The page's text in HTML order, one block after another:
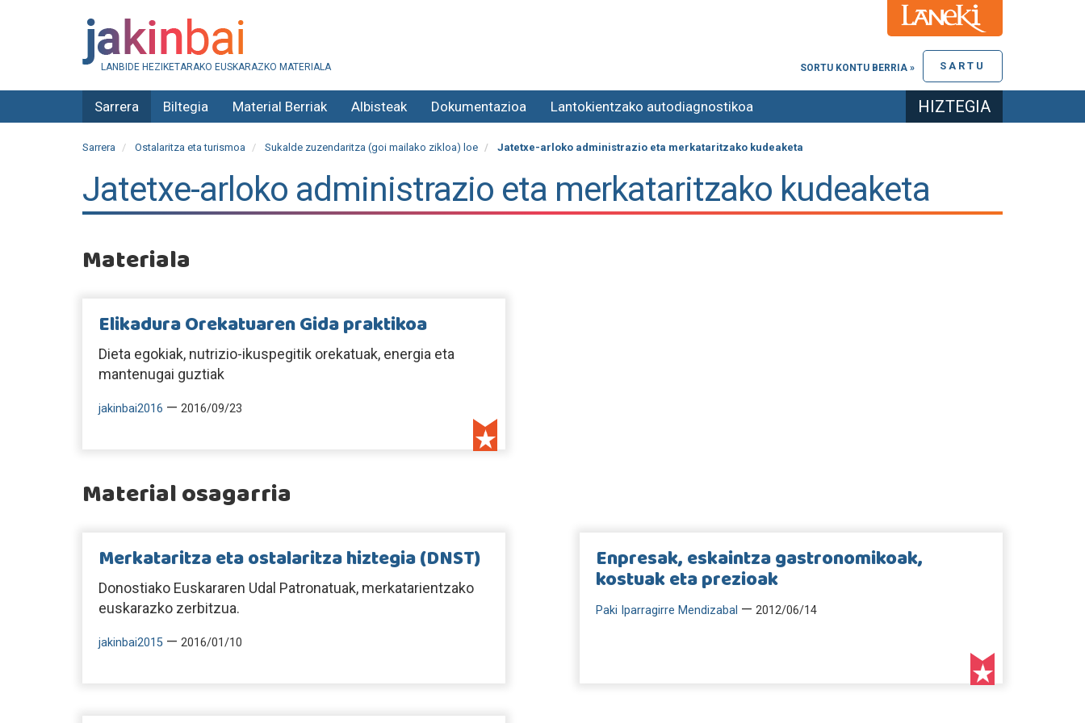
LANBIDE HEZIKETARAKO EUSKARAZKO MATERIALA SARTU
SORTU KONTU BERRIA »
Sarrera Biltegia Material Berriak Albisteak Dokumentazioa Lantokientzako autodiagnostikoa HIZTEGIA
Sarrera Ostalaritza eta turismoa Sukalde zuzendaritza (goi mailako zikloa) loe Jatetxe-arloko administrazio eta merkataritzako kudeaketa
Jatetxe-arloko administrazio eta merkataritzako kudeaketa
Materiala
Elikadura Orekatuaren Gida praktikoa
Dieta egokiak, nutrizio-ikuspegitik orekatuak, energia eta
mantenugai guztiak
jakinbai2016 — 2016/09/23
Material osagarria
Merkataritza eta ostalaritza hiztegia (DNST)
Donostiako Euskararen Udal Patronatuak, merkatarientzako
euskarazko zerbitzua.
jakinbai2015 — 2016/01/10
Enpresak, eskaintza gastronomikoak,
kostuak eta prezioak
Paki Iparragirre Mendizabal — 2012/06/14